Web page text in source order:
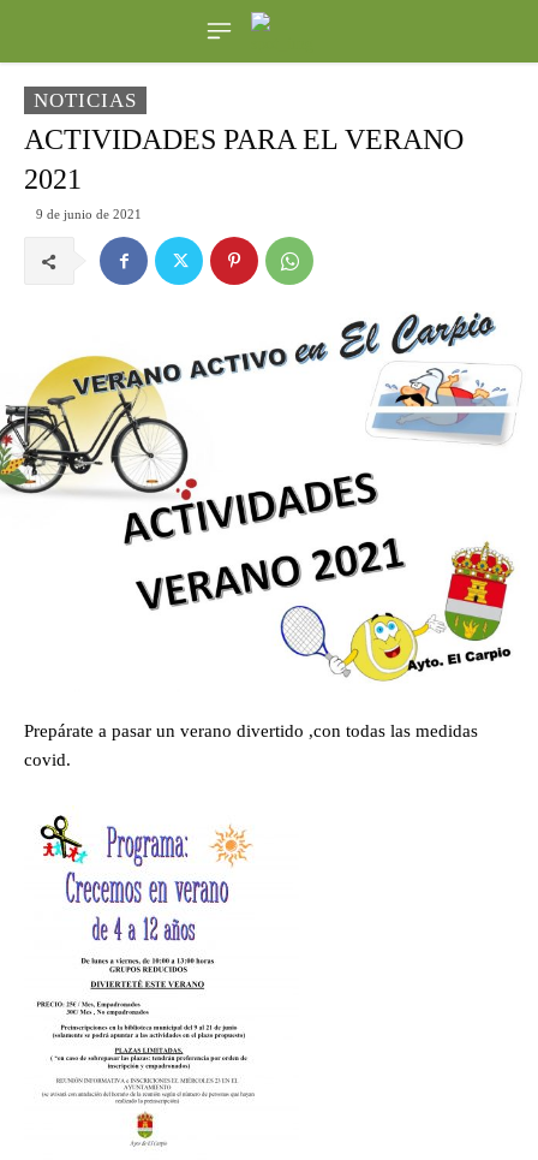
NOTICIAS
ACTIVIDADES PARA EL VERANO
2021
9 de junio de 2021
Prepárate a pasar un verano divertido ,con todas las medidas
covid.